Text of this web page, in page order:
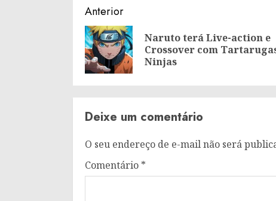
Continue
Reading
Anterior
Naruto terá Live-action e
Crossover com
Ninjas
Deixe um comentário
O seu endereço de e-mail não será
Comentário *